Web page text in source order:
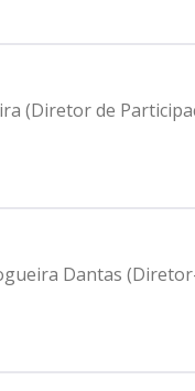
(Diretor de
Dantas